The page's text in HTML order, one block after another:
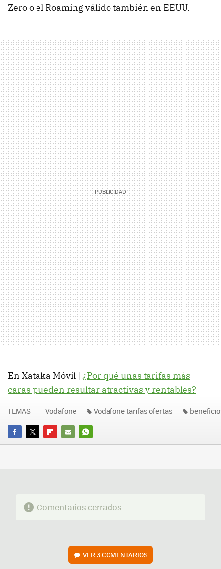
Zero o el Roaming válido también en EEUU.
En Xataka Móvil | ¿Por qué unas tarifas más
caras pueden resultar atractivas y rentables?
FACEBOOK
TWITTERFLIPBOARD
E-
WHATSAPP
TEMAS Vodafone Vodafone tarifas ofertas
Comentarios cerrados
VER3 COMENTARIOS